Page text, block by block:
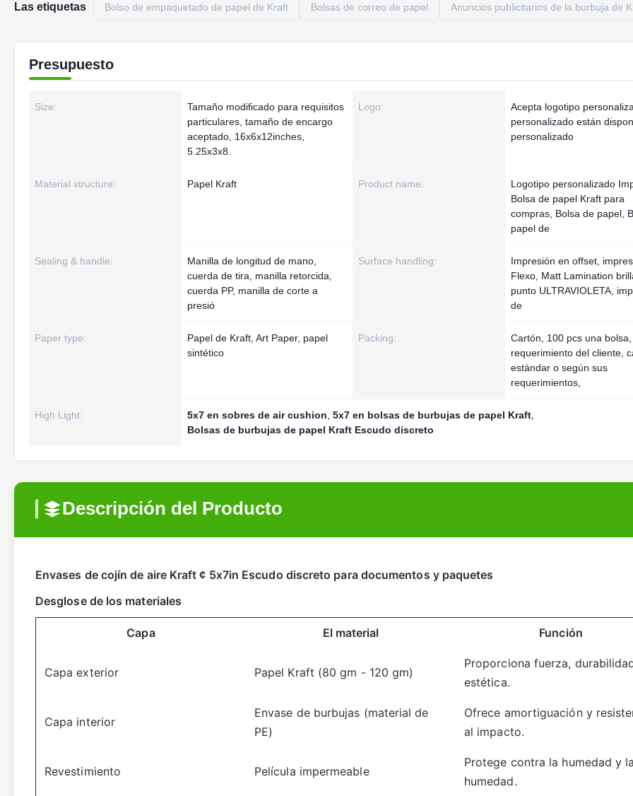
Las etiquetas Bolso de empaquetado de papel de Kraft Bolsas de correo de papel Anuncios publicitarios de la burbuja de
Presupuesto
Size:
Tamaño modificado para requisitos
particulares, tamaño de encargo
aceptado, 16x6x12inches,
5.25x3x8.
Logo:
Acepta logotipo
personalizado están
personalizado
Material structure: Papel Kraft Product name:
Logotipo personalizado
Bolsa de papel Kraft para
compras, Bolsa de papel,
papel de
Sealing & handle:
Manilla de longitud de mano,
cuerda de tira, manilla retorcida,
cuerda PP, manilla de corte a
presió
Surface handling:
Impresión en offset,
Flexo, Matt Lamination
punto ULTRAVIOLETA,
de
Paper type:
Papel de Kraft, Art Paper, papel
sintético
Packing:
Cartón, 100 pcs una bolsa,
requerimiento del cliente,
estándar o según sus
requerimientos,
High Light: 5x7 en sobres de air cushion 5x7 en bolsas de burbujas de papel Kraft
Bolsas de burbujas de papel Kraft Escudo discreto
Descripción del Producto
Envases de cojín de aire Kraft ¢ 5x7in Escudo discreto para documentos y paquetes
Desglose de los materiales
Capa El material Función
Capa exterior Papel Kraft (80 gm - 120 gm)
Proporciona fuerza,
estética.
Capa interior
Envase de burbujas (material de
PE)
Ofrece amortiguación y
al impacto.
Revestimiento Película impermeable
Protege contra la humedad y
humedad.